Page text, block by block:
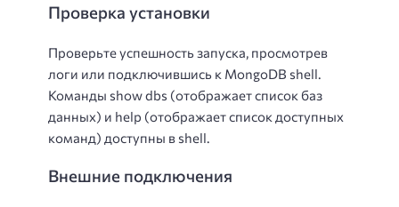
Проверка установки
Проверьте успешность запуска, просмотрев
логи или подключившись к MongoDB shell.
Команды show dbs (отображает список баз
данных) и help (отображает список доступных
команд) доступны в shell.
Внешние подключения